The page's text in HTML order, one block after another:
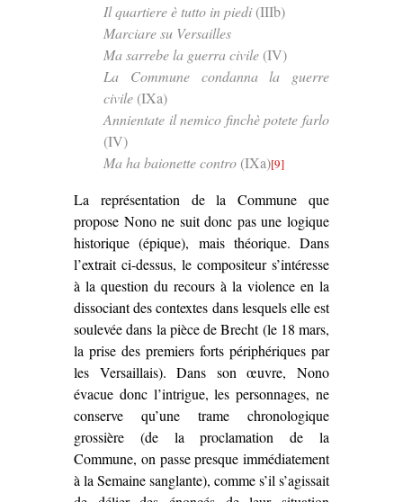
Il quartiere è tutto in piedi(IIIb)
Marciare su Versailles
Ma sarrebe la guerra civile (IV)
La Commune condanna la guerre
civile (IXa)
Annientate il nemico finchè potete farlo
(IV)
Ma ha baionette contro (IXa)[9]
La représentation de la Commune que
propose Nono ne suit donc pas une logique
historique (épique), mais théorique. Dans
l’extrait ci-dessus, le compositeur s’intéresse
à la question du recours à la violence en la
dissociant des contextes dans lesquels elle est
soulevée dans la pièce de Brecht (le 18 mars,
la prise des premiers forts périphériques par
les Versaillais). Dans son œuvre, Nono
évacue donc l’intrigue, les personnages, ne
conserve qu’une trame chronologique
grossière (de la proclamation de la
Commune, on passe presque immédiatement
à la Semaine sanglante), comme s’il s’agissait